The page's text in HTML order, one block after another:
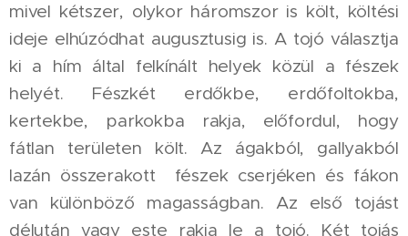
mivel kétszer, olykor háromszor is költ, költési
ideje elhúzódhat augusztusig is. A tojó választja
ki a hím által felkínált helyek közül a fészek
helyét. Fészkét erdőkbe, erdőfoltokba,
kertekbe, parkokba rakja, előfordul, hogy
fátlan területen költ. Az ágakból, gallyakból
lazán összerakott fészek cserjéken és fákon
van különböző magasságban. Az első tojást
délután vagy este rakja le a tojó. Két tojás